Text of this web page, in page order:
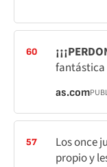
60
fantástica
as.com
57 Los once
propio y